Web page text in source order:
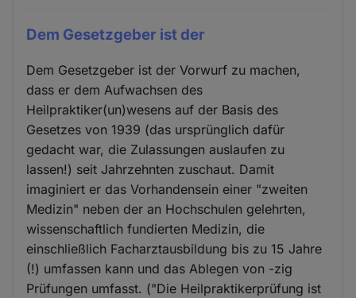
Dem Gesetzgeber ist der
Dem Gesetzgeber ist der Vorwurf zu machen,
dass er dem Aufwachsen des
Heilpraktiker(un)wesens auf der Basis des
Gesetzes von 1939 (das ursprünglich dafür
gedacht war, die Zulassungen auslaufen zu
lassen!) seit Jahrzehnten zuschaut. Damit
imaginiert er das Vorhandensein einer "zweiten
Medizin" neben der an Hochschulen gelehrten,
wissenschaftlich fundierten Medizin, die
einschließlich Facharztausbildung bis zu 15 Jahre
(!) umfassen kann und das Ablegen von -zig
Prüfungen umfasst. ("Die Heilpraktikerprüfung ist